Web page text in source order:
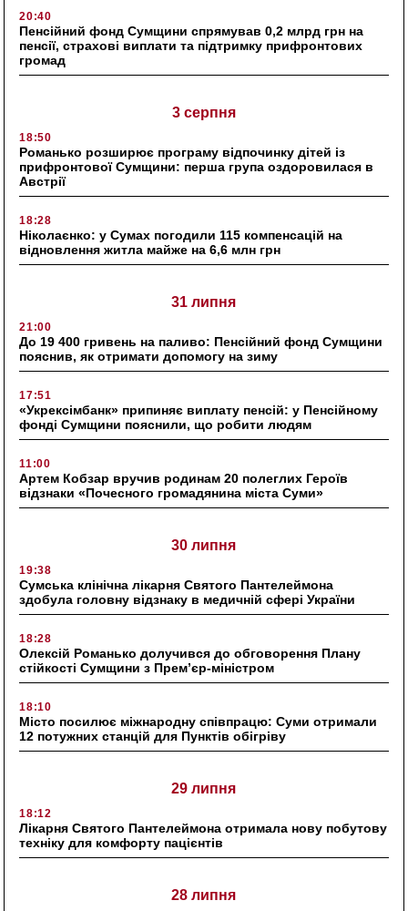
20:40
Пенсійний фонд Сумщини спрямував 0,2 млрд грн на
пенсії, страхові виплати та підтримку прифронтових
громад
3 серпня
18:50
Романько розширює програму відпочинку дітей із
прифронтової Сумщини: перша група оздоровилася в
Австрії
18:28
Ніколаєнко: у Сумах погодили 115 компенсацій на
відновлення житла майже на 6,6 млн грн
31 липня
21:00
До 19 400 гривень на паливо: Пенсійний фонд Сумщини
пояснив, як отримати допомогу на зиму
17:51
«Укрексімбанк» припиняє виплату пенсій: у Пенсійному
фонді Сумщини пояснили, що робити людям
11:00
Артем Кобзар вручив родинам 20 полеглих Героїв
відзнаки «Почесного громадянина міста Суми»
30 липня
19:38
Сумська клінічна лікарня Святого Пантелеймона
здобула головну відзнаку в медичній сфері України
18:28
Олексій Романько долучився до обговорення Плану
стійкості Сумщини з Прем’єр-міністром
18:10
Місто посилює міжнародну співпрацю: Суми отримали
12 потужних станцій для Пунктів обігріву
29 липня
18:12
Лікарня Святого Пантелеймона отримала нову побутову
техніку для комфорту пацієнтів
28 липня